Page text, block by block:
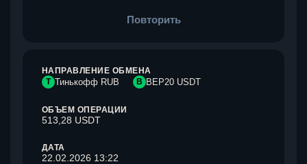
Повторить
НАПРАВЛЕНИЕ ОБМЕНА
Т Тинькофф RUB B BEP20 USDT
ОБЪЕМ ОПЕРАЦИИ
513,28 USDT
ДАТА
22.02.2026 13:22